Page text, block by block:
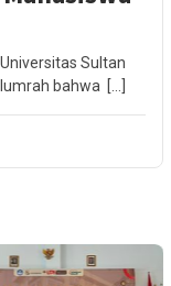
Sultan
bahwa […]